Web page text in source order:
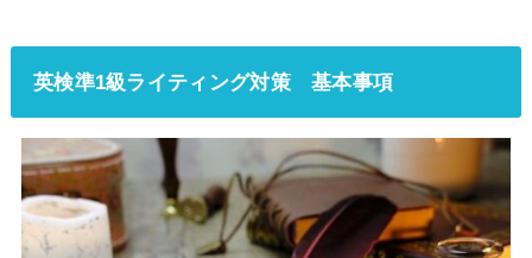
英検準1級ライティング対策 基本事項